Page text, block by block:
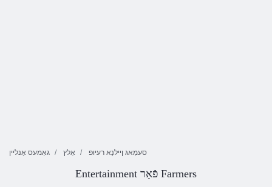
גאַמעס אָנליין אַלץ סעמַאג ןיילנָא רעיוּפ
Entertainment פֿאַר Farmers